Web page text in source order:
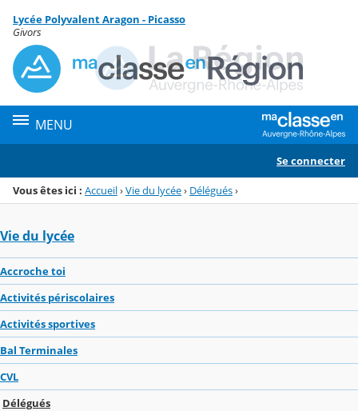
Menu de la rubrique
Contenu
Lycée Polyvalent Aragon - Picasso
Givors
MENU
Se connecter
Vous êtes ici : Accueil›Vie du lycée› Délégués›
Vie du lycée
Accroche toi
Activités périscolaires
Activités sportives
Bal Terminales
CVL
Délégués